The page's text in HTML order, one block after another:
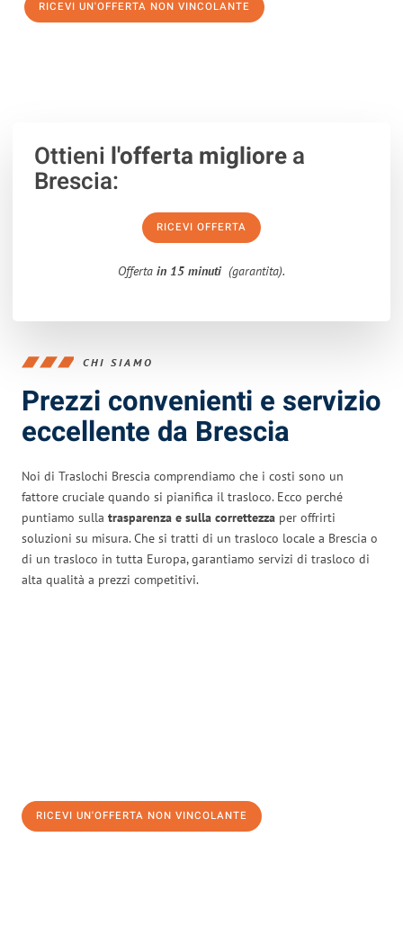
RICEVI UN'OFFERTA NON VINCOLANTE
Ottieni l'offerta migliorea
Brescia:
RICEVI OFFERTA
Offerta in 15 minuti (garantita).
CHI SIAMO
Prezzi convenienti e servizio
eccellente da Brescia
Noi di Traslochi Brescia comprendiamo che i costi sono un
fattore cruciale quando si pianifica il trasloco. Ecco perché
puntiamo sulla trasparenza e sulla correttezza per offrirti
soluzioni su misura. Che si tratti di un trasloco locale a Brescia o
di un trasloco in tutta Europa, garantiamo servizi di trasloco di
alta qualità a prezzi competitivi.
RICEVI UN'OFFERTA NON VINCOLANTE